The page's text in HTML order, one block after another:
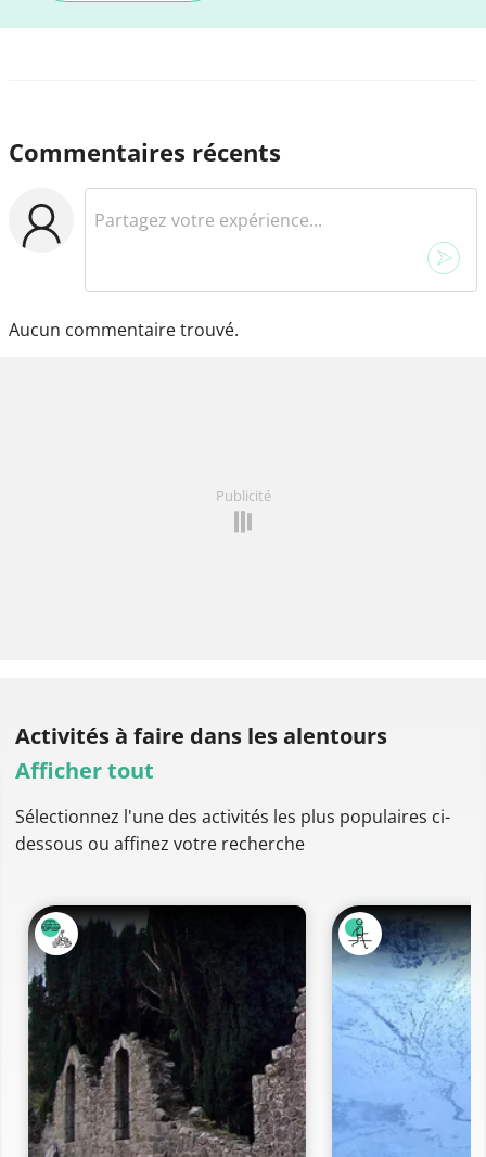
Commentaires récents
Aucun commentaire trouvé.
Publicité
Activités à faire dans les alentours
Afficher tout
Sélectionnez l'une des activités les plus populaires ci-
dessous ou affinez votre recherche